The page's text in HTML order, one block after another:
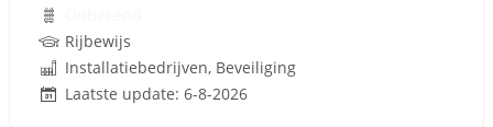
Rijbewijs
Installatiebedrijven, Beveiliging
Laatste update: 6-8-2026